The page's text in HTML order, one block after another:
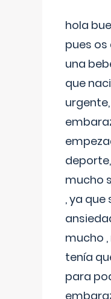
hola
pues
una
que
mucho
, ya que
mucho
tenía
para